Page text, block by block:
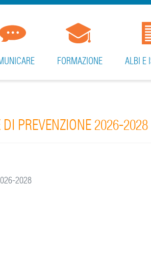
FORMAZIONE ALBI E
PREVENZIONE 2026-2028
2028